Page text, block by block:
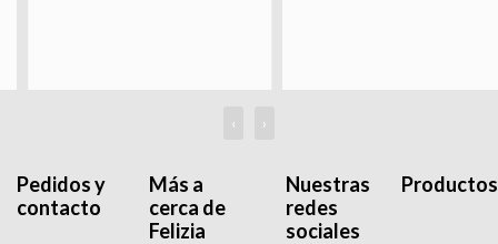
‹ ›
Pedidos y
contacto
Más a
cerca de
Felizia
Nuestras
redes
sociales
Productos